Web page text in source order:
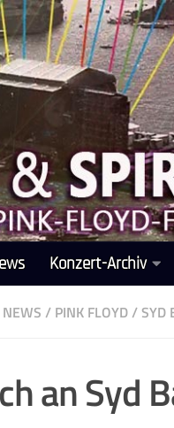
Konzert-Archiv
NEWS / PINK FLOYD/ SYD
an Syd